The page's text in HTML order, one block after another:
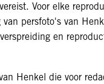
Voor elke
persfoto's van
en
Henkel die voor